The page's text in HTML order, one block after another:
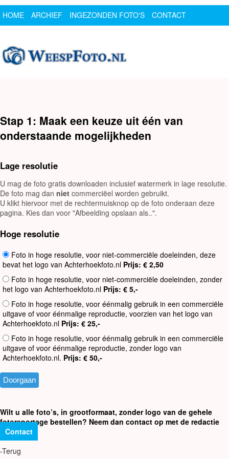
HOME ARCHIEF INGEZONDEN FOTO'S
CONTACT
Stap 1: Maak een keuze uit één van
onderstaande mogelijkheden
Lage resolutie
U mag de foto gratis downloaden inclusief watermerk in lage resolutie.
De foto mag dan niet commerciëel worden gebruikt.
U klikt hiervoor met de rechtermuisknop op de foto onderaan deze
pagina. Kies dan voor "Afbeelding opslaan als..".
Hoge resolutie
Foto in hoge resolutie, voor niet-commerciële doeleinden, deze
bevat het logo van Achterhoekfoto.nl Prijs: € 2,50
Foto in hoge resolutie, voor niet-commerciële doeleinden, zonder
het logo van Achterhoekfoto.nl Prijs: € 5,-
Foto in hoge resolutie, voor éénmalig gebruik in een commerciële
uitgave of voor éénmalige reproductie, voorzien van het logo van
Achterhoekfoto.nl Prijs: € 25,-
Foto in hoge resolutie, voor éénmalig gebruik in een commerciële
uitgave of voor éénmalige reproductie, zonder logo van
Achterhoekfoto.nl. Prijs: € 50,-
Wilt u alle foto’s, in grootformaat, zonder logo van de gehele
fotoreportage bestellen? Neem dan contact op met de redactie
Contact
-Terug